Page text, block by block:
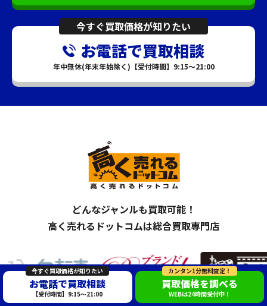
今すぐ買取価格が知りたい
お電話で買取相談
【受付時間】9:15～21:00
カンタン1分無料査定！
買取価格を調べる
WEBは24時間受付中！
今すぐ買取価格が知りたい
お電話で買取相談
年中無休(年末年始除く)【受付時間】9:15～21:00
どんなジャンルも買取可能！
高く売れるドットコムは総合買取専門店